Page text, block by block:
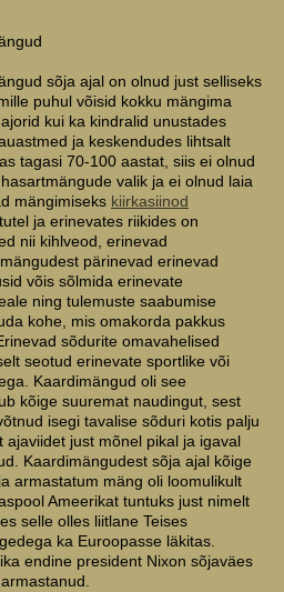
sõja ajal on olnud just selliseks
puhul võisid kokku mängima
kui ka kindralid unustades
ja keskendudes lihtsalt
tagasi 70-100 aastat, siis ei olnud
valik ja ei olnud laia
mängimiseks kiirkasiinod
ja erinevates riikides on
nii kihlveod, erinevad
pärinevad erinevad
võis sõlmida erinevate
ning tulemuste saabumise
kohe, mis omakorda pakkus
sõdurite omavahelised
seotud erinevate sportlike või
Kaardimängud oli see
kõige suuremat naudingut, sest
isegi tavalise sõduri kotis palju
ajaviidet just mõnel pikal ja igaval
Kaardimängudest sõja ajal kõige
armastatum mäng oli loomulikult
Ameerikat tuntuks just nimelt
selle olles liitlane Teises
ka Euroopasse läkitas.
endine president Nixon sõjaväes